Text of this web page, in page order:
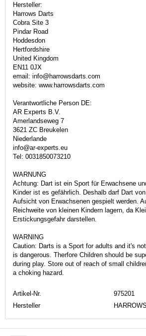
Hersteller:
Harrows Darts
Cobra Site 3
Pindar Road
Hoddesdon
Hertfordshire
United Kingdom
EN11 0JX
email: info@harrowsdarts.com
website: www.harrowsdarts.com
Verantwortliche Person DE:
AR Experts B.V.
Amerlandseweg 7
3621 ZC Breukelen
Niederlande
info@ar-experts.eu
Tel: 0031850073210
WARNUNG
Achtung: Dart ist ein Sport für Erwachsene
Kinder ist es gefährlich. Deshalb darf Dart
Aufsicht von Erwachsenen gespielt werden.
Reichweite von kleinen Kindern lagern, da
Erstickungsgefahr darstellen.
WARNING
Caution: Darts is a Sport for adults and it's
is dangerous. Therfore Children should be
during play. Store out of reach of small
a choking hazard.
Artikel-Nr.
975201
Hersteller
HARROWS